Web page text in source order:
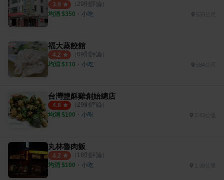
3.9 （ 29則評論）
均消 $350 ・ 小吃 533公尺
福大蒸餃館
4.2 （ 69則評論）
均消 $110 ・ 小吃 584公尺
台灣鹽酥雞創始總店
4.8 （ 29則評論）
均消 $100 ・ 小吃 3.43公里
丸林魯肉飯
4.2 （ 18則評論）
均消 $100 ・ 小吃